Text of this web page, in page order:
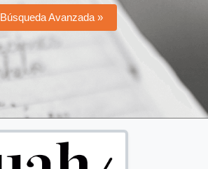
Búsqueda Avanzada »